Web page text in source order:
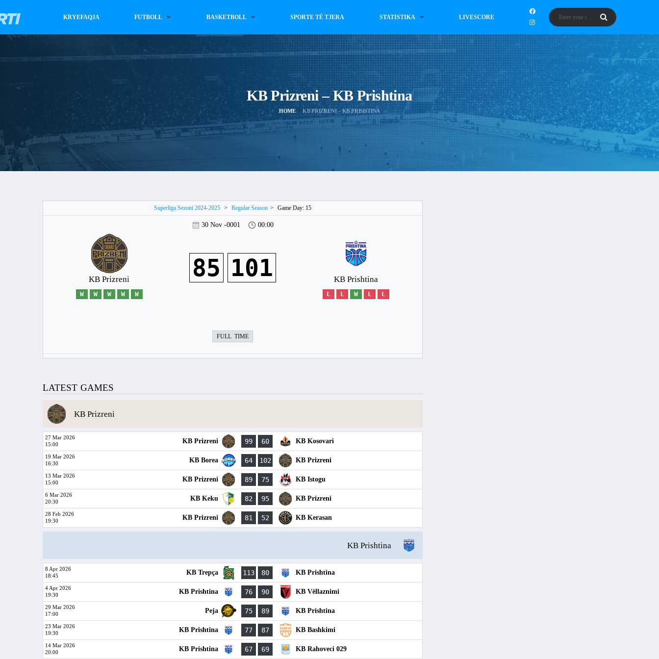
KRYEFAQJA FUTBOLL BASKETBOLL SPORTE TË TJERA STATISTIKA LIVESCORE
KB Prizreni – KB Prishtina
HOME KB PRIZRENI – KB PRISHTINA
Superliga Sezoni 2024-2025 > Regular Season > Game Day: 15
30 Nov -0001 00:00
KB Prizreni
W W W W W
85 101 KB Prishtina
L L W L L
FULL TIME
LATEST GAMES
KB Prizreni
27 Mar 2026
15:00
KB Prizreni 99 60 KB Kosovari
19 Mar 2026
16:30
KB Borea 64 102 KB Prizreni
13 Mar 2026
15:00
KB Prizreni 89 75 KB Istogu
6 Mar 2026
20:30
KB Keku 82 95 KB Prizreni
28 Feb 2026
19:30
KB Prizreni 81 52 KB Kerasan
KB Prishtina
8 Apr 2026
18:45
KB Trepça 113 80 KB Prishtina
4 Apr 2026
19:30
KB Prishtina 76 90 KB Vëllaznimi
29 Mar 2026
17:00
Peja 75 89 KB Prishtina
23 Mar 2026
19:30
KB Prishtina 77 87 KB Bashkimi
14 Mar 2026
20:00
KB Prishtina 67 69 KB Rahoveci 029